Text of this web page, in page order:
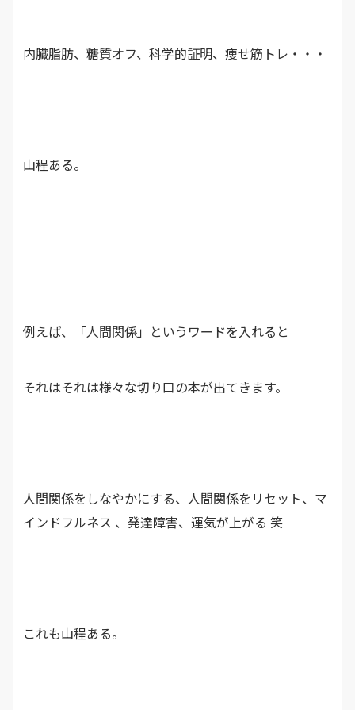
内臓脂肪、糖質オフ、科学的証明、痩せ筋トレ・・・
山程ある。
例えば、「人間関係」というワードを入れると
それはそれは様々な切り口の本が出てきます。
人間関係をしなやかにする、人間関係をリセット、マ
インドフルネス 、発達障害、運気が上がる 笑
これも山程ある。